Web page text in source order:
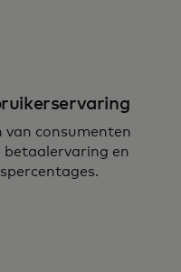
van consumenten
betaalervaring en